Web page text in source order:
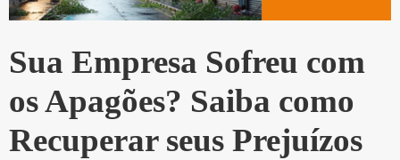
Sua Empresa Sofreu com
os Apagões? Saiba como
Recuperar seus Prejuízos